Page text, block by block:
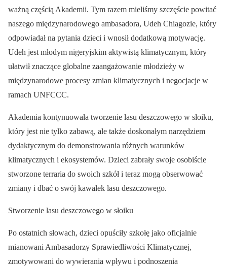
ważną częścią Akademii. Tym razem mieliśmy szczęście powitać
naszego międzynarodowego ambasadora, Udeh Chiagozie, który
odpowiadał na pytania dzieci i wnosił dodatkową motywację.
Udeh jest młodym nigeryjskim aktywistą klimatycznym, który
ułatwił znaczące globalne zaangażowanie młodzieży w
międzynarodowe procesy zmian klimatycznych i negocjacje w
ramach UNFCCC.
Akademia kontynuowała tworzenie lasu deszczowego w słoiku,
który jest nie tylko zabawą, ale także doskonałym narzędziem
dydaktycznym do demonstrowania różnych warunków
klimatycznych i ekosystemów. Dzieci zabrały swoje osobiście
stworzone terraria do swoich szkół i teraz mogą obserwować
zmiany i dbać o swój kawałek lasu deszczowego.
Stworzenie lasu deszczowego w słoiku
Po ostatnich słowach, dzieci opuściły szkołę jako oficjalnie
mianowani Ambasadorzy Sprawiedliwości Klimatycznej,
zmotywowani do wywierania wpływu i podnoszenia